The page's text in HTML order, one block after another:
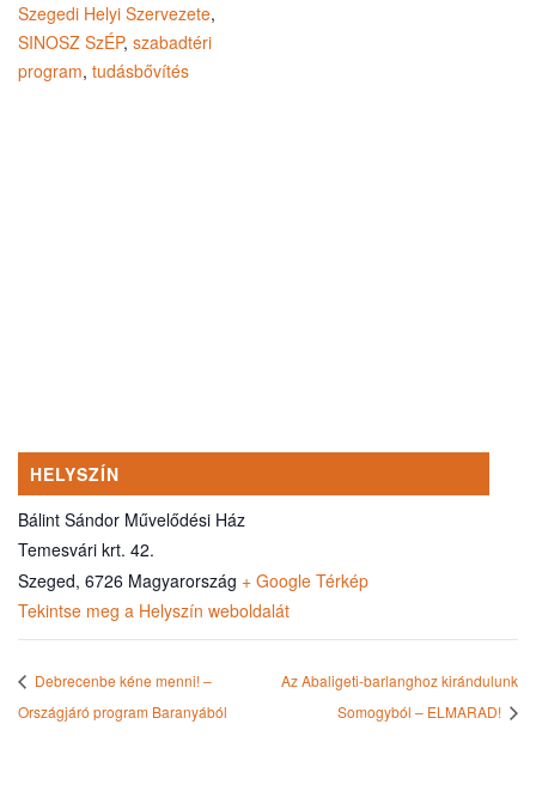
Szegedi Helyi Szervezete,
SINOSZ SzÉP, szabadtéri
program, tudásbővítés
HELYSZÍN
Bálint Sándor Művelődési Ház
Temesvári krt. 42.
Szeged, 6726 Magyarország + Google Térkép
Tekintse meg a Helyszín weboldalát
Debrecenbe kéne menni! –
Országjáró program Baranyából
Az Abaligeti-barlanghoz kirándulunk
Somogyból – ELMARAD!